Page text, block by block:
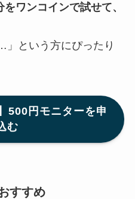
をワンコインで試せて、
」という方にぴったり
500円モニターを申
む
すすめ